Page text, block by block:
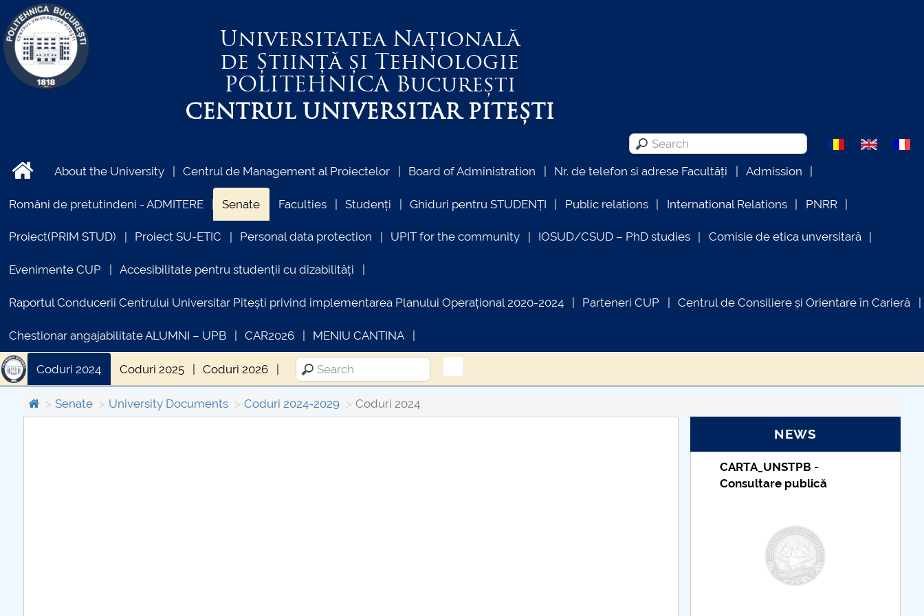
Universitatea Națională
de Știință și Tehnologie
POLITEHNICABucurești
CENTRUL UNIVERSITAR PITEȘTI
About the University Centrul de Management al Proiectelor Board of Administration Nr. de telefon si adrese Facultăți Admission
Români de pretutindeni - ADMITERE Senate Faculties Studenți Ghiduri pentru STUDENȚI Public relations International Relations PNRR
Proiect(PRIM STUD) Proiect SU-ETIC Personal data protection UPIT for the community IOSUD/CSUD – PhD studies Comisie de etica unversitară
Evenimente CUP Accesibilitate pentru studenții cu dizabilități
Raportul Conducerii Centrului Universitar Pitești privind implementarea Planului Operațional 2020-2024 Parteneri CUP Centrul de Consiliere și Orientare în Carieră
Chestionar angajabilitate ALUMNI – UPB CAR2026 MENIU CANTINA
Coduri 2024 Coduri 2025 Coduri 2026
Senate University Documents Coduri 2024-2029 Coduri 2024
NEWS
Taxe de școlarizare
indexate – Centrul